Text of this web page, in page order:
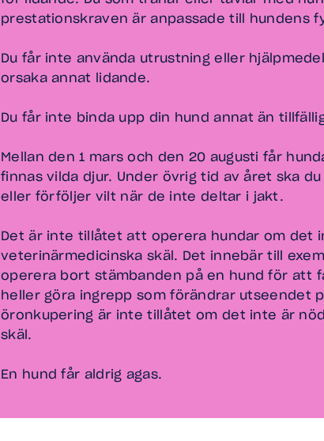
prestationskraven är anpassade till hundens
Du får inte använda utrustning eller
orsaka annat lidande.
Du får inte binda upp din hund annat än
Mellan den 1 mars och den 20 augusti får
finnas vilda djur. Under övrig tid av året ska
eller förföljer vilt när de inte deltar i jakt.
Det är inte tillåtet att operera hundar om det
veterinärmedicinska skäl. Det innebär till
operera bort stämbanden på en hund för att
heller göra ingrepp som förändrar utseendet
öronkupering är inte tillåtet om det inte är
skäl.
En hund får aldrig agas.